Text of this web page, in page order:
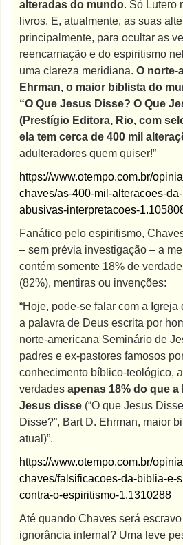
alteradas do mundo. Só Lutero
livros. E, atualmente, as suas
principalmente, para ocultar as
reencarnação e do espiritismo
uma clareza meridiana.O norte-
Ehrman, o maior biblista do
“O Que Jesus Disse? O Que
(Prestígio Editora, Rio, com
ela tem cerca de 400 mil
adulteradores quem quiser!”
https://www.otempo.com.br/
chaves/as-400-mil-alteracoes-
abusivas-interpretacoes-
Fanático pelo espiritismo,
– sem prévia investigação – a
contém somente 18% de
(82%), mentiras ou invenções:
“Hoje, pode-se falar com a
a palavra de Deus escrita por
norte-americana Seminário de
padres e ex-pastores famosos
conhecimento bíblico-teológico,
verdadesapenas 18% do que
Jesus disse (“O que Jesus
Disse?”, Bart D. Ehrman, maior
atual)”.
https://www.otempo.com.br/
chaves/falsificacoes-da-biblia-e-
contra-o-espiritismo-1.1310288
Até quando Chaves será
ignorância infernal? Uma leve